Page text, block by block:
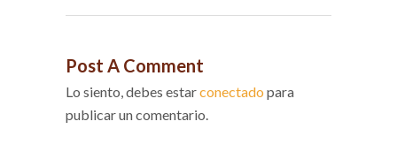
Post A Comment
Lo siento, debes estarconectado para
publicar un comentario.